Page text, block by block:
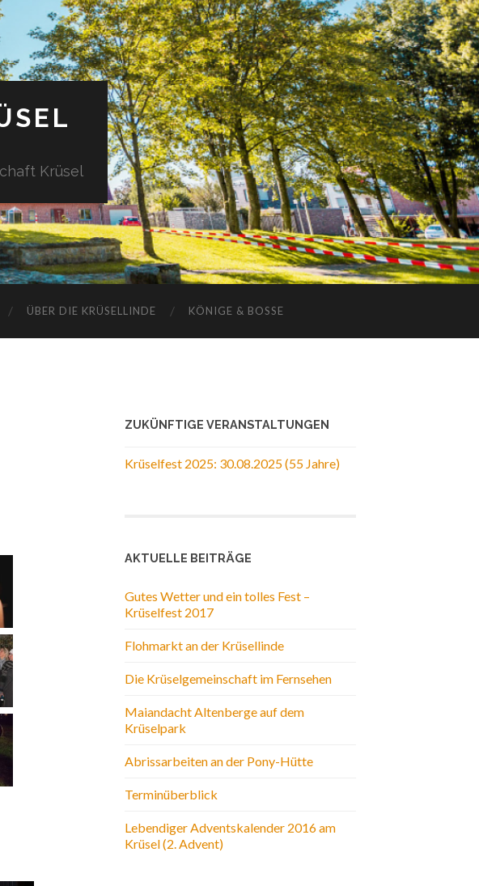
Krüsel
ÜBER DIE KRÜSELLINDE KÖNIGE & BOSSE
ZUKÜNFTIGE VERANSTALTUNGEN
Krüselfest 2025: 30.08.2025 (55 Jahre)
AKTUELLE BEITRÄGE
Gutes Wetter und ein tolles Fest –
Krüselfest 2017
Flohmarkt an der Krüsellinde
Die Krüselgemeinschaft im Fernsehen
Maiandacht Altenberge auf dem
Krüselpark
Abrissarbeiten an der Pony-Hütte
Terminüberblick
Lebendiger Adventskalender 2016 am
Krüsel (2. Advent)